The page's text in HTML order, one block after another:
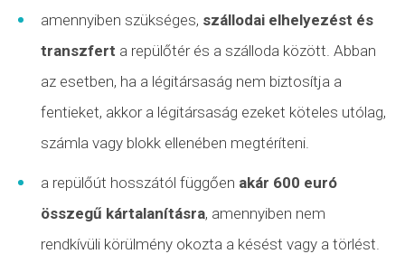
amennyiben szükséges, szállodai elhelyezést és
transzfert a repülőtér és a szálloda között. Abban
az esetben, ha a légitársaság nem biztosítja a
fentieket, akkor a légitársaság ezeket köteles utólag,
számla vagy blokk ellenében megtéríteni.
a repülőút hosszától függően akár 600 euró
összegű kártalanításra, amennyiben nem
rendkívüli körülmény okozta a késést vagy a törlést.